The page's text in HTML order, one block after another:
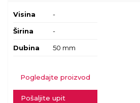
Visina -
Širina -
Dubina 50 mm
Pogledajte proizvod
Pošaljite upit